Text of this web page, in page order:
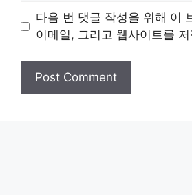
다음 번 댓글 작성을 위해 이
이메일, 그리고 웹사이트를